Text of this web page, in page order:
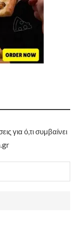
για ό,τι συμβαίνει